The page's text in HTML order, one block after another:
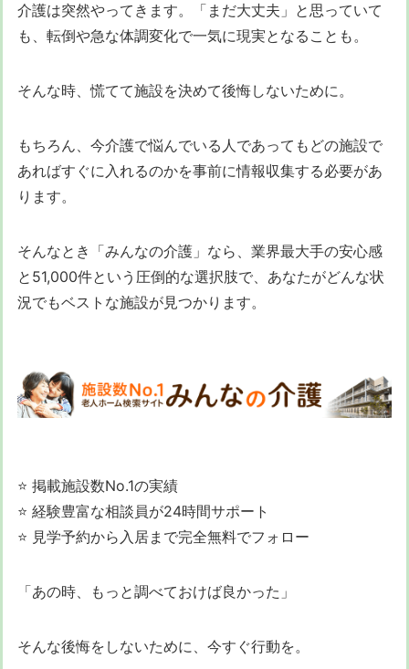
介護は突然やってきます。「まだ大丈夫」と思っていて
も、転倒や急な体調変化で一気に現実となることも。
そんな時、慌てて施設を決めて後悔しないために。
もちろん、今介護で悩んでいる人であってもどの施設で
あればすぐに入れるのかを事前に情報収集する必要があ
ります。
そんなとき「みんなの介護」なら、業界最大手の安心感
と51,000件という圧倒的な選択肢で、あなたがどんな状
況でもベストな施設が見つかります。
⭐ 掲載施設数No.1の実績
⭐ 経験豊富な相談員が24時間サポート
⭐ 見学予約から入居まで完全無料でフォロー
「あの時、もっと調べておけば良かった」
そんな後悔をしないために、今すぐ行動を。